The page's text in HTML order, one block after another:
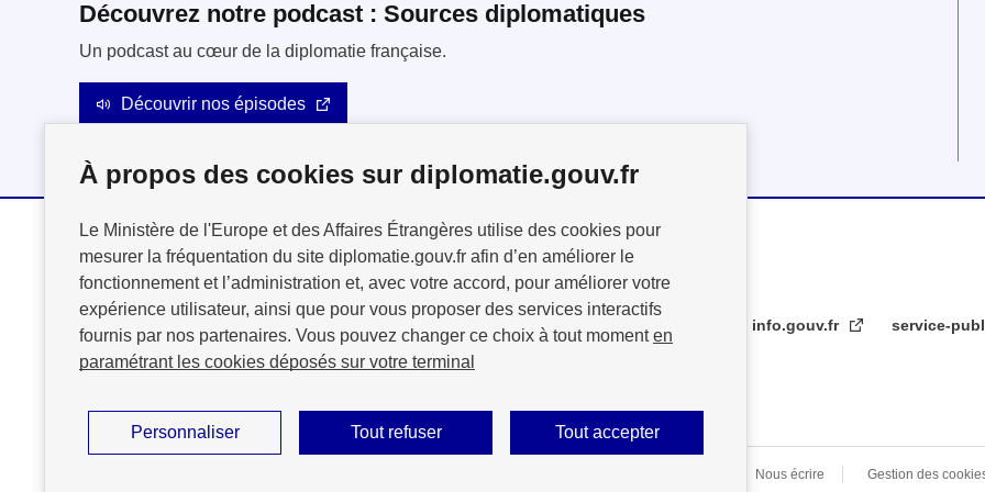
À propos des cookies sur diplomatie.gouv.fr
Le Ministère de l'Europe et des Affaires Étrangères utilise des cookies pour
mesurer la fréquentation du site diplomatie.gouv.fr afin d’en améliorer le
fonctionnement et l’administration et, avec votre accord, pour améliorer votre
expérience utilisateur, ainsi que pour vous proposer des services interactifs
fournis par nos partenaires. Vous pouvez changer ce choix à tout momenten
paramétrant les cookies déposés sur votre terminal
Tout accepter
Tout refuser
Personnaliser
Découvrez notre podcast : Sources diplomatiques
Un podcast au cœur de la diplomatie française.
Découvrir nos épisodes
MINISTÈRE
DE L'EUROPE
ET DES AFFAIRES
ÉTRANGÈRES
info.gouv.fr service-
Nous écrire Gestion des